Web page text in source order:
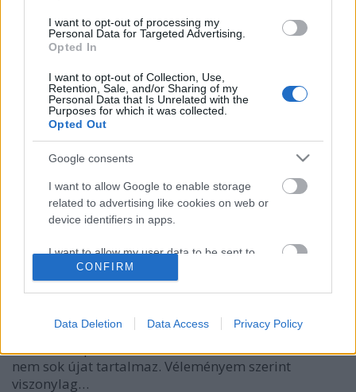
I want to opt-out of processing my
Personal Data for Targeted Advertising.
Opted In
I want to opt-out of Collection, Use,
Retention, Sale, and/or Sharing of my
Personal Data that Is Unrelated with the
Purposes for which it was collected.
Opted Out
Google consents
I want to allow Google to enable storage
related to advertising like cookies on web or
device identifiers in apps.
I want to allow my user data to be sent to
Google for online advertising purposes.
personalized advertising.
I want to allow Google to enable storage
related to analytics like cookies on web or
device identifiers in apps.
CONFIRM
Data Deletion Data Access Privacy Policy
138., javított kiadás, avagy a Biblia
értelmezésről
Alister E. McGrath Tudomány és vallás című könyvét
olvastam el nemrég, de ez most nem általános
könyvismertetés lesz - talán később - hanem egy
bizonyos témát fogok kiragadni. A könyv tudomány
és vallás kapcsolatának filozófiai kérdéseit tekintve
nem sok újat tartalmaz. Véleményem szerint
viszonylag…